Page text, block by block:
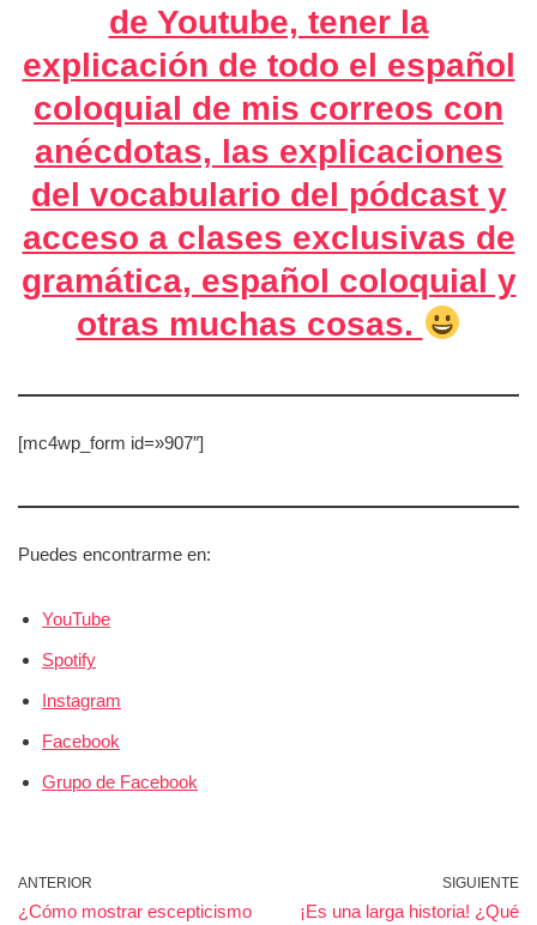
de Youtube, tener la
explicación de todo el español
coloquial de mis correos con
anécdotas, las explicaciones
del vocabulario del pódcast y
acceso a clases exclusivas de
gramática, español coloquial y
otras muchas cosas.
[mc4wp_form id=»907″]
Puedes encontrarme en:
YouTube
Spotify
Instagram
Facebook
Grupo de Facebook
ANTERIOR
¿Cómo mostrar escepticismo
SIGUIENTE
¡Es una larga historia! ¿Qué